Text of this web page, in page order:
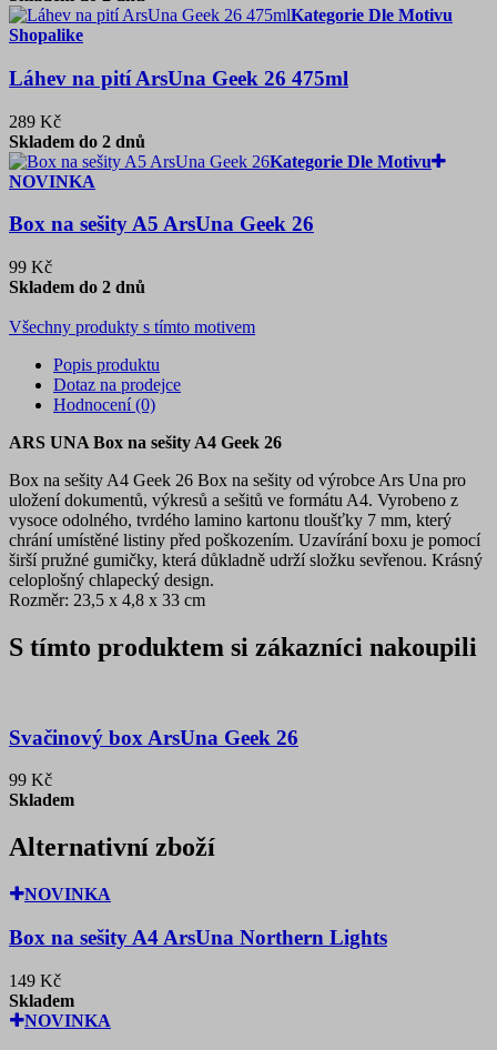
Kategorie Dle Motivu
Shopalike
Láhev na pití ArsUna Geek 26 475ml
289 Kč
Skladem do 2 dnů
Kategorie Dle Motivu
NOVINKA
Box na sešity A5 ArsUna Geek 26
99 Kč
Skladem do 2 dnů
Všechny produkty s tímto motivem
Popis produktu
Dotaz na prodejce
Hodnocení (0)
ARS UNA Box na sešity A4 Geek 26
Box na sešity A4 Geek 26 Box na sešity od výrobce Ars Una pro
uložení dokumentů, výkresů a sešitů ve formátu A4. Vyrobeno z
vysoce odolného, tvrdého lamino kartonu tloušťky 7 mm, který
chrání umístěné listiny před poškozením. Uzavírání boxu je pomocí
širší pružné gumičky, která důkladně udrží složku sevřenou. Krásný
celoplošný chlapecký design.
Rozměr: 23,5 x 4,8 x 33 cm
S tímto produktem si zákazníci nakoupili
Svačinový box ArsUna Geek 26
99 Kč
Skladem
Alternativní zboží
NOVINKA
Box na sešity A4 ArsUna Northern Lights
149 Kč
Skladem
NOVINKA